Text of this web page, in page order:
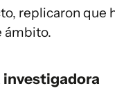
replicaron
ámbito.
investigadora